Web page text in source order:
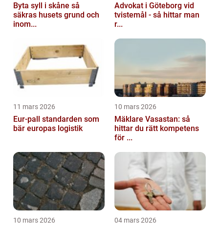
Byta syll i skåne så
säkras husets grund och
inom...
Advokat i Göteborg vid
tvistemål - så hittar man
r...
11 mars 2026
Eur-pall standarden som
bär europas logistik
10 mars 2026
Mäklare Vasastan: så
hittar du rätt kompetens
för ...
10 mars 2026 04 mars 2026